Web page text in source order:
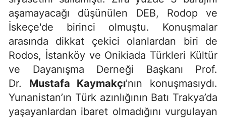
aşamayacağı düşünülen DEB, Rodop ve
İskeçe'de birinci olmuştu. Konuşmalar
arasında dikkat çekici olanlardan biri de
Rodos, İstanköy ve Onikiada Türkleri Kültür
ve Dayanışma Derneği Başkanı Prof.
Dr. Mustafa Kaymakçı’nın konuşmasıydı.
Yunanistan’ın Türk azınlığının Batı Trakya’da
yaşayanlardan ibaret olmadığını vurgulayan